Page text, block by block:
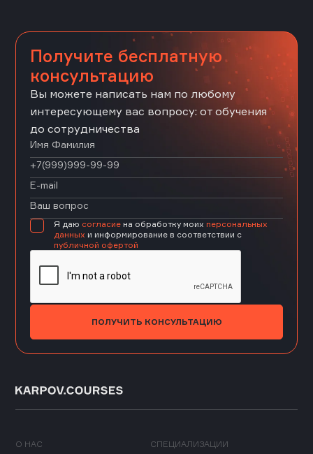
Получите бесплатную
консультацию
Вы можете написать нам по любому
интересующему вас вопросу: от обучения
до сотрудничества
Я даю согласие на обработку моих персональных
данных и информирование в соответствии с
публичной офертой
ПОЛУЧИТЬ КОНСУЛЬТАЦИЮ
О НАС СПЕЦИАЛИЗАЦИИ